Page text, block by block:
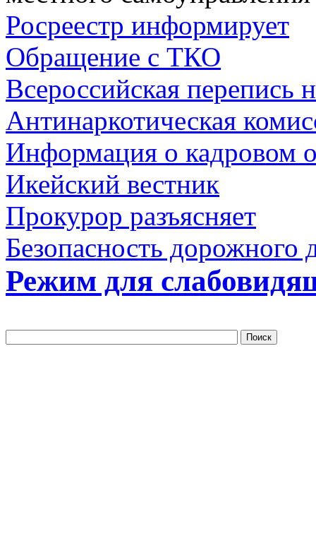
Росреестр информирует
Обращение с ТКО
Всероссийская перепись
Антинаркотическая
Информация о кадровом
Икейский вестник
Прокурор разъясняет
Безопасность дорожного
Режим для